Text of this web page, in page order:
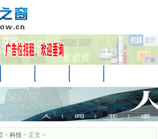
广告
教育
> 科技 > 正文 >